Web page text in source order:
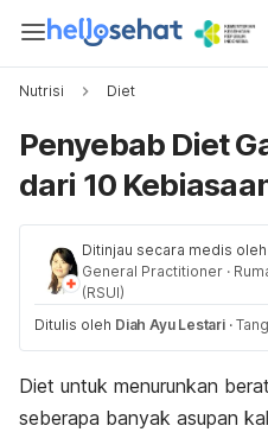
Nutrisi Diet
Penyebab Diet
dari 10
Ditinjau secara medis oleh
General Practitioner ·
(RSUI)
Ditulis oleh Diah Ayu Lestari ·
Diet untuk menurunkan
seberapa banyak asupan